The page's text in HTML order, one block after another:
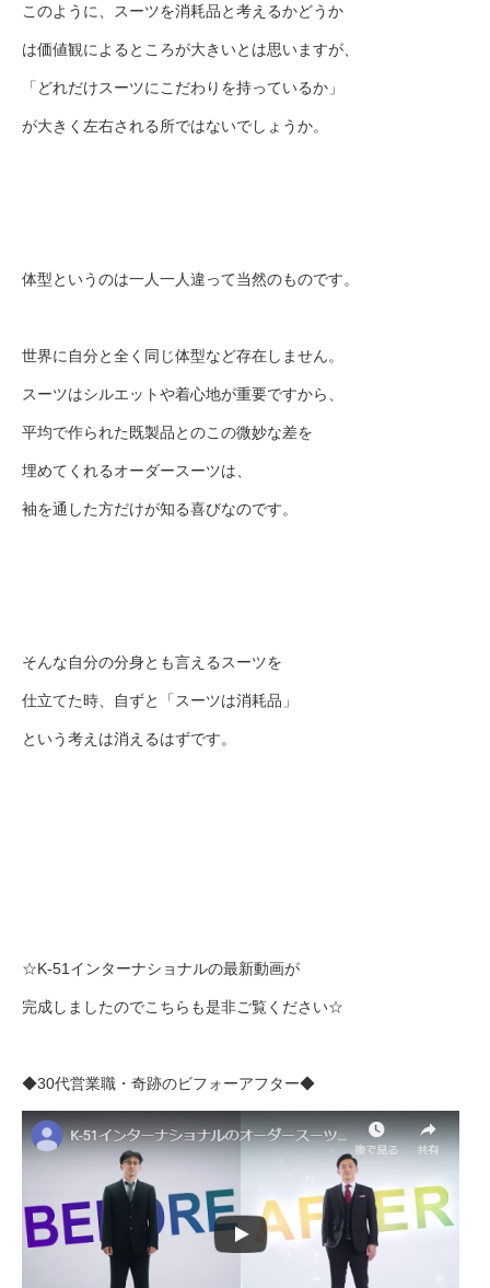
このように、スーツを消耗品と考えるかどうか
は価値観によるところが大きいとは思いますが、
「どれだけスーツにこだわりを持っているか」
が大きく左右される所ではないでしょうか。
体型というのは一人一人違って当然のものです。
世界に自分と全く同じ体型など存在しません。
スーツはシルエットや着心地が重要ですから、
平均で作られた既製品とのこの微妙な差を
埋めてくれるオーダースーツは、
袖を通した方だけが知る喜びなのです。
そんな自分の分身とも言えるスーツを
仕立てた時、自ずと「スーツは消耗品」
という考えは消えるはずです。
☆K-51インターナショナルの最新動画が
完成しましたのでこちらも是非ご覧ください☆
◆30代営業職・奇跡のビフォーアフター◆